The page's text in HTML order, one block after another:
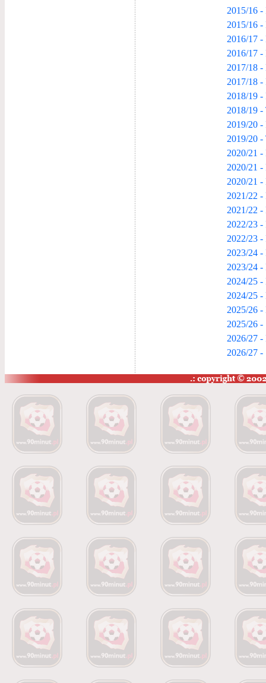
2015/16 -
2015/16 -
2016/17 -
2016/17 -
2017/18 -
2017/18 -
2018/19 -
2018/19 -
2019/20 -
2019/20 -
2020/21 -
2020/21 -
2020/21 -
2021/22 -
2021/22 -
2022/23 -
2022/23 -
2023/24 -
2023/24 -
2024/25 -
2024/25 -
2025/26 -
2025/26 -
2026/27
2026/27 -